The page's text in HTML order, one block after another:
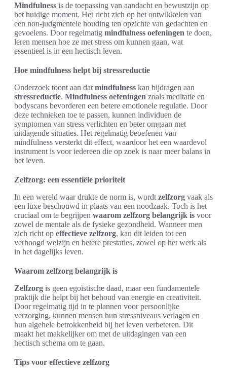
Mindfulness is de toepassing van aandacht en bewustzijn op
het huidige moment. Het richt zich op het ontwikkelen van
een non-judgmentele houding ten opzichte van gedachten en
gevoelens. Door regelmatig mindfulness oefeningen te doen,
leren mensen hoe ze met stress om kunnen gaan, wat
essentieel is in een hectisch leven.
Hoe mindfulness helpt bij stressreductie
Onderzoek toont aan dat mindfulness kan bijdragen aan
stressreductie. Mindfulness oefeningen zoals meditatie en
bodyscans bevorderen een betere emotionele regulatie. Door
deze technieken toe te passen, kunnen individuen de
symptomen van stress verlichten en beter omgaan met
uitdagende situaties. Het regelmatig beoefenen van
mindfulness versterkt dit effect, waardoor het een waardevol
instrument is voor iedereen die op zoek is naar meer balans in
het leven.
Zelfzorg: een essentiële prioriteit
In een wereld waar drukte de norm is, wordt zelfzorg vaak als
een luxe beschouwd in plaats van een noodzaak. Toch is het
cruciaal om te begrijpen waarom zelfzorg belangrijk is voor
zowel de mentale als de fysieke gezondheid. Wanneer men
zich richt op effectieve zelfzorg, kan dit leiden tot een
verhoogd welzijn en betere prestaties, zowel op het werk als
in het dagelijks leven.
Waarom zelfzorg belangrijk is
Zelfzorg is geen egoïstische daad, maar een fundamentele
praktijk die helpt bij het behoud van energie en creativiteit.
Door regelmatig tijd in te plannen voor persoonlijke
verzorging, kunnen mensen hun stressniveaus verlagen en
hun algehele betrokkenheid bij het leven verbeteren. Dit
maakt het makkelijker om met de uitdagingen van een
hectisch schema om te gaan.
Tips voor effectieve zelfzorg